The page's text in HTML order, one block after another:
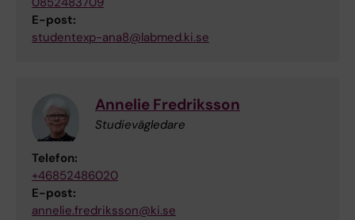
E-post:
studentexp-ana8@labmed.ki.se
Annelie Fredriksson
Studievägledare
Telefon:
+46852486020
E-post:
annelie.fredriksson@ki.se